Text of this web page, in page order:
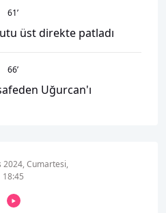
61’
üst direkte patladı
66’
Uğurcan'ı
2024, Cumartesi,
18:45